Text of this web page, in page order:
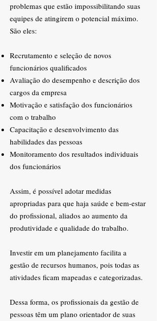
problemas que estão impossibilitando suas
equipes de atingirem o potencial máximo.
São eles:
Recrutamento e seleção de novos
funcionários qualificados
Avaliação do desempenho e descrição dos
cargos da empresa
Motivação e satisfação dos funcionários
com o trabalho
Capacitação e desenvolvimento das
habilidades das pessoas
Monitoramento dos resultados individuais
dos funcionários
Assim, é possível adotar medidas
apropriadas para que haja saúde e bem-estar
do profissional, aliados ao aumento da
produtividade e qualidade do trabalho.
Investir em um planejamento facilita a
gestão de recursos humanos, pois todas as
atividades ficam mapeadas e categorizadas.
Dessa forma, os profissionais da gestão de
pessoas têm um plano orientador de suas